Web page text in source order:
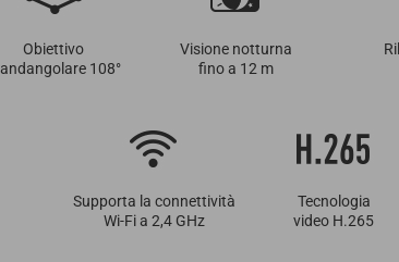
Obiettivo
108°
Visione notturna
fino a 12 m
Supporta la connettività
Wi-Fi a 2,4 GHz
Tecnologia
video H.265